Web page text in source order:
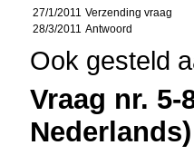
27/1/2011 Verzending vraag
28/3/2011 Antwoord
Ook gesteld
Vraag nr. 5-
Nederlands)